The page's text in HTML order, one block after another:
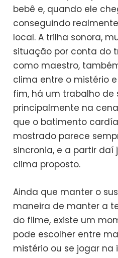
bebê e, quando ele
conseguindo
local. A trilha sonora,
situação por conta do
como maestro,
clima entre o mistério
fim, há um trabalho de
principalmente na
que o batimento
mostrado parece
sincronia, e a partir
clima proposto.
Ainda que manter o
maneira de manter a
do filme, existe um
pode escolher entre
mistério ou se jogar na